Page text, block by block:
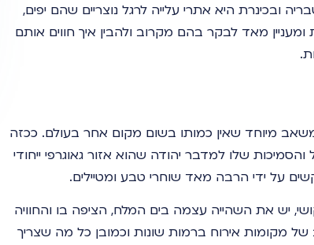
ובכינרת היא אתרי עלייה לרגל נוצריים שהם יפים,
מאד לבקר בהם מקרוב ולהבין איך חווים אותם
מיוחד שאין כמותו בשום מקום אחר בעולם. ככזה
שלו למדבר יהודה שהוא אזור גאוגרפי ייחודי
על ידי הרבה מאד שוחרי טבע ומטיילים.
יש את השהייה עצמה בים המלח, הציפה בו והחוויה
של מקומות אירוח ברמות שונות וכמובן כל מה שצריך